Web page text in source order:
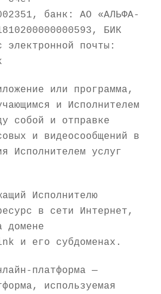
банк: АО «АЛЬФА-
БИК
электронной почты:
или программа,
и Исполнителем
собой и отправке
и видеосообщений в
Исполнителем услуг
Исполнителю
в сети Интернет,
домене
и его субдоменах.
платформа —
используемая